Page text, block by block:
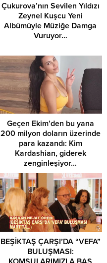
Çukurova’nın Sevilen Yıldızı
Zeynel Kuşcu Yeni
Albümüyle Müziğe Damga
Vuruyor…
Geçen Ekim’den bu yana
200 milyon doların üzerinde
para kazandı: Kim
Kardashian, giderek
zenginleşiyor…
​BEŞİKTAŞ ÇARŞI’DA “VEFA”
BULUŞMASI: